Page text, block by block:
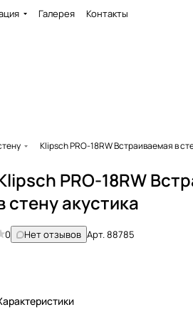
Галерея Контакты
Klipsch PRO-18RW Встраиваемая в
PRO-18RW
стену акустика
0 Нет отзывов Арт.88785